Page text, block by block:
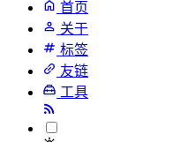
首页
关于
标签
友链
工具